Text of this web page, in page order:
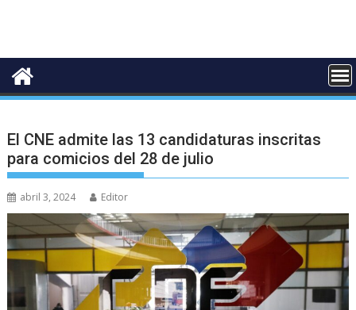
El CNE admite las 13 candidaturas inscritas
para comicios del 28 de julio
abril 3, 2024 Editor